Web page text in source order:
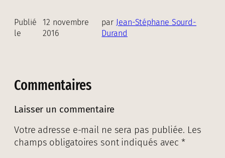
Publié
le
12 novembre
2016
par Jean-Stéphane Sourd-
Durand
Commentaires
Laisser un commentaire
Votre adresse e-mail ne sera pas publiée. Les
champs obligatoires sont indiqués avec*